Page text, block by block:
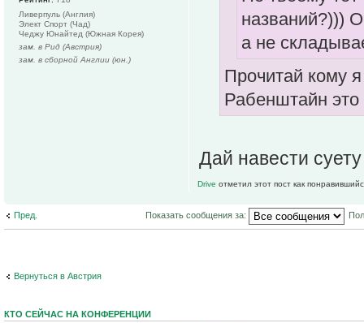
названий?)))
а не
Прочитай кому
Рабенштайн это
Дай навести
Drive отметил этот пост как
Ливерпуль (Англия)
Элект Спорт (Чад)
Чеджу Юнайтед (Южная Корея)
зам. в Рид (Австрия)
зам. в сборной Англии (юн.)
Пред. Показать сообщения за:
Вернуться в Австрия
КТО СЕЙЧАС НА КОНФЕРЕНЦИИ